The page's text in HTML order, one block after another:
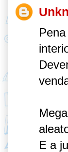
E a